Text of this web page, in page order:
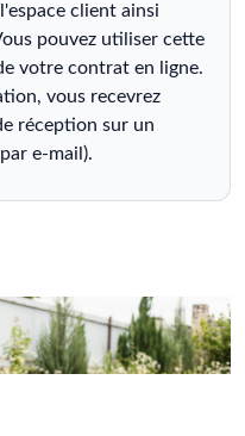
client ainsi
pouvez utiliser cette
votre contrat en ligne.
vous recevrez
réception sur un